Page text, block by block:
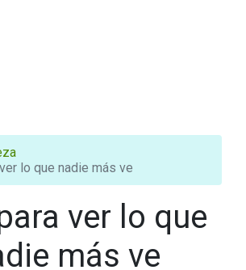
lo que nadie más ve
ver lo que
más ve